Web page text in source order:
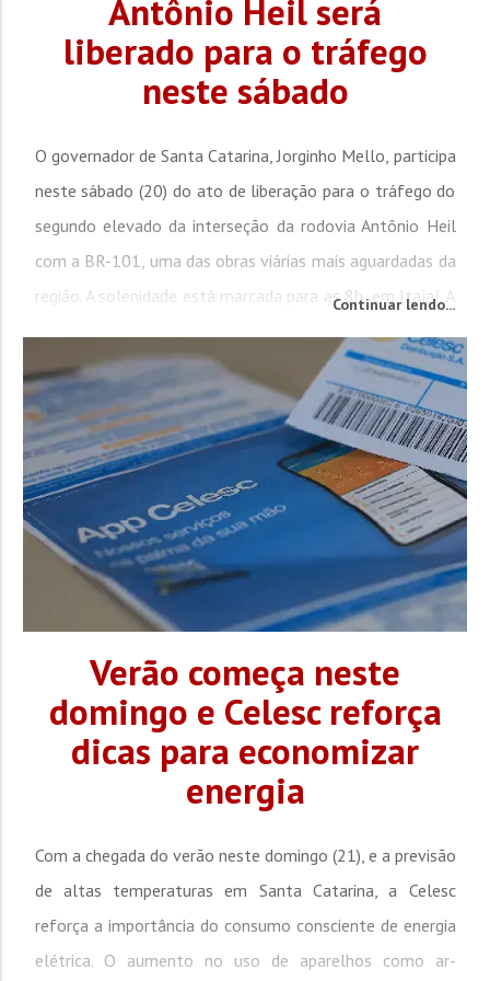
Antônio Heil será
liberado para o tráfego
neste sábado
O governador de Santa Catarina, Jorginho Mello, participa
neste sábado (20) do ato de liberação para o tráfego do
segundo elevado da interseção da rodovia Antônio Heil
com a BR-101, uma das obras viárias mais aguardadas da
região. A solenidade está marcada para as 8h, em Itajaí. A
da Antônio Heil, considerado um dos maiores...
Continuar lendo...
Verão começa neste
domingo e Celesc reforça
dicas para economizar
energia
Com a chegada do verão neste domingo (21), e a previsão
de altas temperaturas em Santa Catarina, a Celesc
reforça a importância do consumo consciente de energia
elétrica. O aumento no uso de aparelhos como ar-